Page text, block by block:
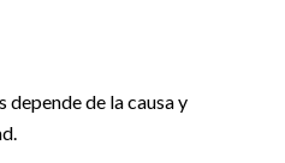
de la causa y